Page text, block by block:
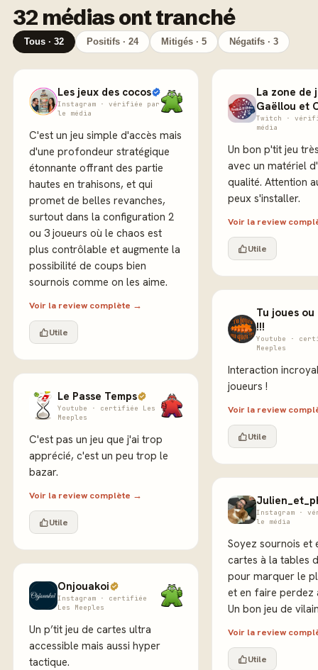
32 médias ont tranché
Tous · 32 Positifs · 24 Mitigés · 5 Négatifs · 3
Les jeux des cocos
Instagram · vérifiée par
le média
C'est un jeu simple d'accès mais
d'une profondeur stratégique
étonnante offrant des partie
hautes en trahisons, et qui
promet de belles revanches,
surtout dans la configuration 2
ou 3 joueurs où le chaos est
plus contrôlable et augmente la
possibilité de coups bien
sournois comme on les aime.
Voir la review complète →
Utile
Le Passe Temps
Youtube · certifiée Les
Meeples
C'est pas un jeu que j'ai trop
apprécié, c'est un peu trop le
bazar.
Voir la review complète →
Utile
Onjouakoi
Instagram · certifiée
Les Meeples
Un p’tit jeu de cartes ultra
accessible mais aussi hyper
tactique.
La zone de
Gaëllou et
Twitch ·
média
Un bon p'tit jeu
avec un matériel
qualité. Attention
peux s'installer.
Voir la review
Utile
Tu joues ou
!!!
Youtube ·
Meeples
Interaction
joueurs !
Voir la review
Utile
Instagram ·
le média
Soyez sournois et
cartes à la tables
pour marquer le
et en faire perdez
Un bon jeu de
Voir la review
Utile